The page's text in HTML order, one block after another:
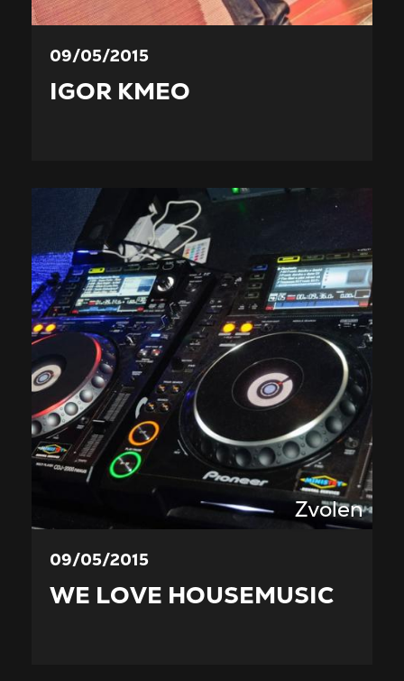
09/05/2015
IGOR KMEO
Zvolen
09/05/2015
WE LOVE HOUSEMUSIC